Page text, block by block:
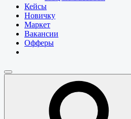
Кейсы
Новичку
Маркет
Вакансии
Офферы